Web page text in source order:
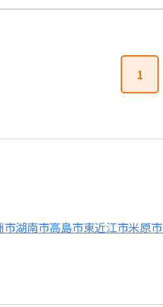
1
市湖南市高島市東近江市米原市